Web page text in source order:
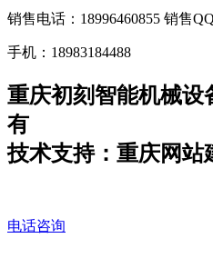
销售电话：18996460855 销售
手机：18983184488
重庆初刻智能机械设
有
技术支持：重庆网站
电话咨询